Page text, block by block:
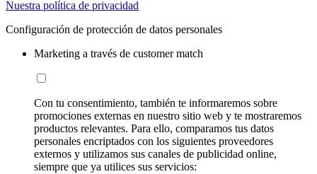
Nuestra política de privacidad
Configuración de protección de datos personales
Marketing a través de customer match
Con tu consentimiento, también te informaremos sobre
promociones externas en nuestro sitio web y te mostraremos
productos relevantes. Para ello, comparamos tus datos
personales encriptados con los siguientes proveedores
externos y utilizamos sus canales de publicidad online,
siempre que ya utilices sus servicios: